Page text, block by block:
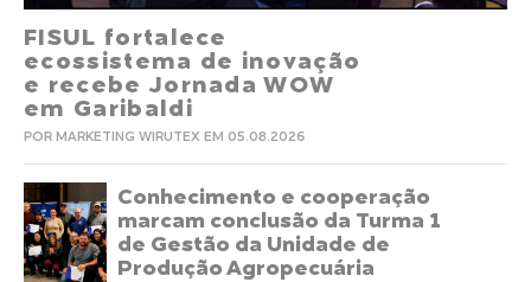
FISUL fortalece
ecossistema de inovação
e recebe Jornada WOW
em Garibaldi
POR MARKETING WIRUTEX EM 05.08.2026
Conhecimento e cooperação
marcam conclusão da Turma 1
de Gestão da Unidade de
Produção Agropecuária